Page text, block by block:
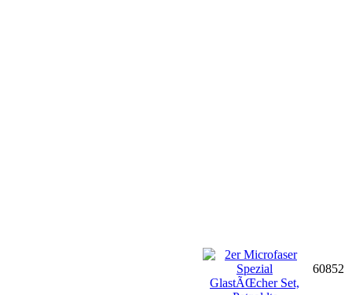
60852